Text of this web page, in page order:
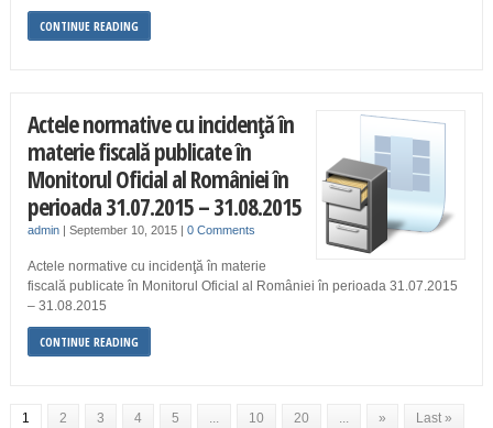
CONTINUE READING
Actele normative cu incidenţă în
materie fiscală publicate în
Monitorul Oficial al României în
perioada 31.07.2015 – 31.08.2015
admin| September 10, 2015 | 0 Comments
Actele normative cu incidenţă în materie
fiscală publicate în Monitorul Oficial al României în perioada 31.07.2015
– 31.08.2015
CONTINUE READING
1 2 3 4 5 ... 10 20 ... » Last »